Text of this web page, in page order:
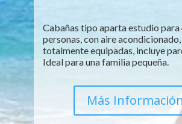
Cabañas tipo aparta estudio para
personas, con aire acondicionado,
totalmente equipadas, incluye
Ideal para una familia pequeña.
Más